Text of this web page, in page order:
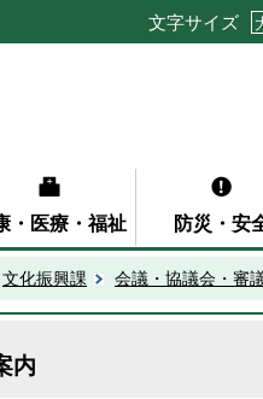
文字サイズ
・医療・福祉 防災・安
文化振興課 会議・協議会・審
内